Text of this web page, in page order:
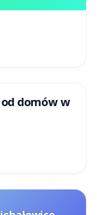
domów w